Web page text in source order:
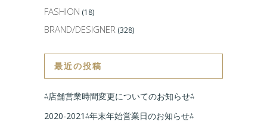
FASHION (18)
BRAND/DESIGNER (328)
最近の投稿
⁂店舗営業時間変更についてのお知らせ⁂
2020-2021⁂年末年始営業日のお知らせ⁂